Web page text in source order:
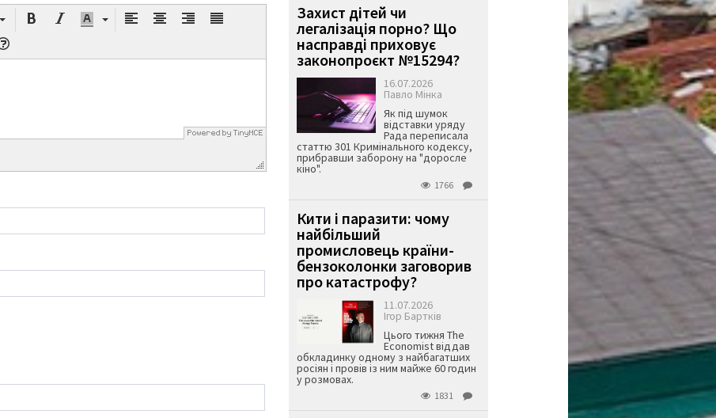
Захист дітей чи
легалізація порно? Що
насправді приховує
законопроєкт №15294?
16.07.2026
Павло Мінка
Як під шумок
відставки уряду
Рада переписала
статтю 301 Кримінального кодексу,
прибравши заборону на "доросле
кіно".
1766
Кити і паразити: чому
найбільший
промисловець країни-
бензоколонки заговорив
про катастрофу?
11.07.2026
Ігор Бартків
Цього тижня The
Economist віддав
обкладинку одному з найбагатших
росіян і провів із ним майже 60 годин
у розмовах.
1831